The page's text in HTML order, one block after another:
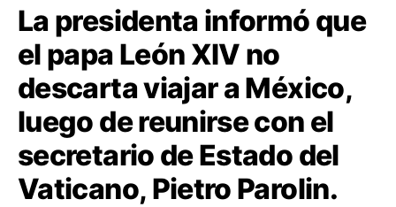
La presidenta informó que
el papa León XIV no
descarta viajar a México,
luego de reunirse con el
secretario de Estado del
Vaticano, Pietro Parolin.